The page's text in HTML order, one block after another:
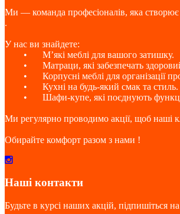
Ми — команда професіоналів, яка створює
.
У нас ви знайдете:
•
М’які меблі для вашого затишку.
•
Матраци, які забезпечать
•
Корпусні меблі для організації
•
Кухні на будь-який смак та стиль.
•
Шафи-купе, які поєднують
Ми регулярно проводимо акції, щоб наші
Обирайте комфорт разом з нами !
Наші контакти
Будьте в курсі наших акцій, підпишіться